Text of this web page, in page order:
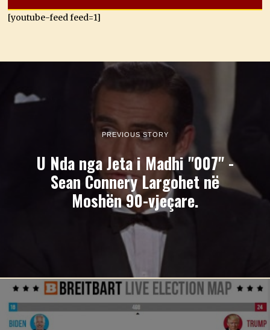
[youtube-feed feed=1]
PREVIOUS STORY
U Nda nga Jeta i Madhi "007" -
Sean Connery Largohet në
Moshën 90-vjeçare.